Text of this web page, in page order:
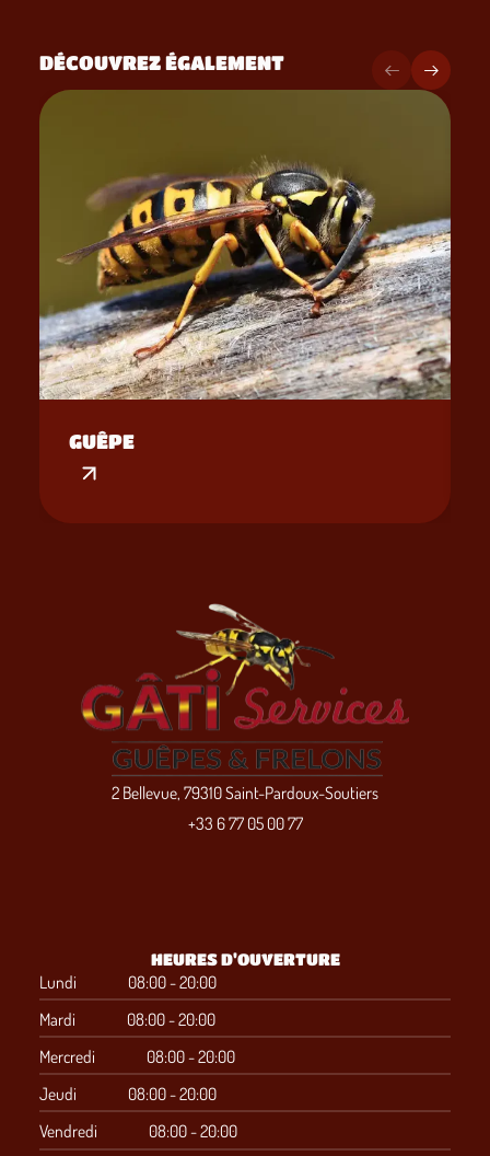
DÉCOUVREZ ÉGALEMENT
GUÊPE
2 Bellevue, 79310 Saint-Pardoux-Soutiers
+33 6 77 05 00 77
HEURES D'OUVERTURE
Lundi
08:00 - 20:00
Mardi
08:00 - 20:00
Mercredi
08:00 - 20:00
Jeudi
08:00 - 20:00
Vendredi
08:00 - 20:00